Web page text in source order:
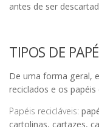
antes de ser
TIPOS DE
De uma forma geral,
reciclados e os
Papéis recicláveis:
cartolinas, cartazes,